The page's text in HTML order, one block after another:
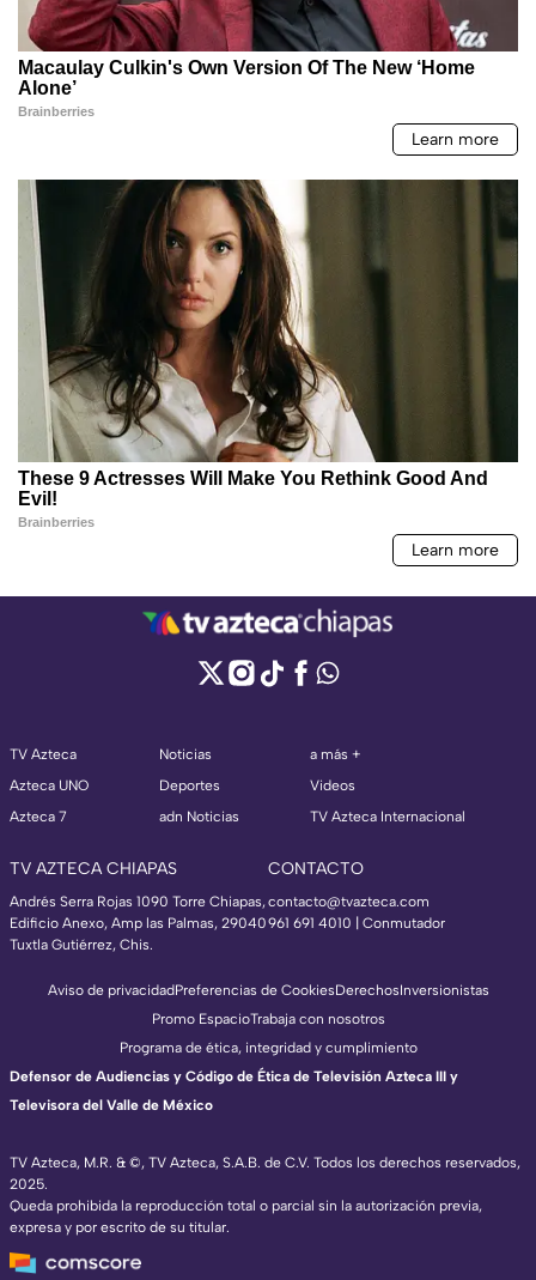
TV Azteca
Azteca UNO
Azteca 7
Noticias
Deportes
adn Noticias
a más +
Videos
TV Azteca Internacional
TV AZTECA CHIAPAS
Andrés Serra Rojas 1090 Torre Chiapas,
Edificio Anexo, Amp las Palmas, 29040
Tuxtla Gutiérrez, Chis.
CONTACTO
contacto@tvazteca.com
961 691 4010 | Conmutador
TV Azteca, M.R. & ©, TV Azteca, S.A.B. de C.V. Todos los derechos reservados,
2025.
Queda prohibida la reproducción total o parcial sin la autorización previa,
expresa y por escrito de su titular.
Aviso de privacidadPreferencias de CookiesDerechosInversionistas
Promo EspacioTrabaja con nosotros
Programa de ética, integridad y cumplimiento
Defensor de Audiencias y Código de Ética de Televisión Azteca III y
Televisora del Valle de México